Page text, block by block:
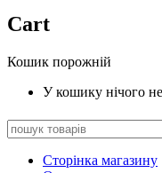
Cart
Кошик порожній
У кошику нічого
Сторінка магазину